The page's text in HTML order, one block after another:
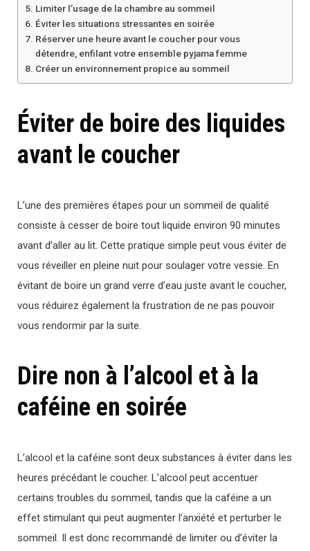
Limiter l’usage de la chambre au sommeil
Éviter les situations stressantes en soirée
Réserver une heure avant le coucher pour vous
détendre, enfilant votre ensemble pyjama femme
Créer un environnement propice au sommeil
Éviter de boire des liquides
avant le coucher
L’une des premières étapes pour un sommeil de qualité
consiste à cesser de boire tout liquide environ 90 minutes
avant d’aller au lit. Cette pratique simple peut vous éviter de
vous réveiller en pleine nuit pour soulager votre vessie. En
évitant de boire un grand verre d’eau juste avant le coucher,
vous réduirez également la frustration de ne pas pouvoir
vous rendormir par la suite.
Dire non à l’alcool et à la
caféine en soirée
L’alcool et la caféine sont deux substances à éviter dans les
heures précédant le coucher. L’alcool peut accentuer
certains troubles du sommeil, tandis que la caféine a un
effet stimulant qui peut augmenter l’anxiété et perturber le
sommeil. Il est donc recommandé de limiter ou d’éviter la